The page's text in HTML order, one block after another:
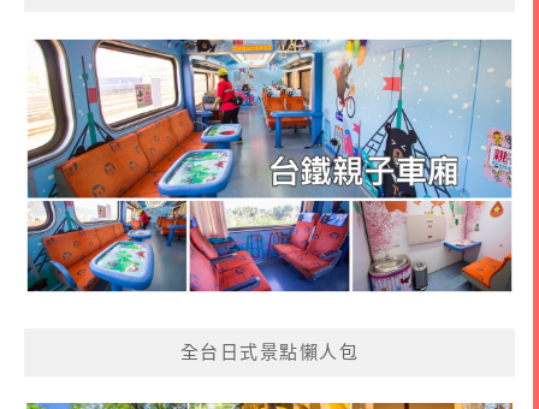
全台日式景點懶人包